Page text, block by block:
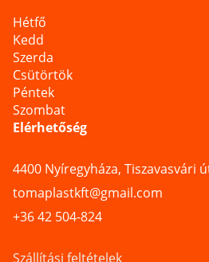
Hétfő
Kedd
Szerda
Csütörtök
Péntek
Szombat
Elérhetőség
4400 Nyíregyháza, Tiszavasvári
tomaplastkft@gmail.com
+36 42 504-824
Szállítási feltételek